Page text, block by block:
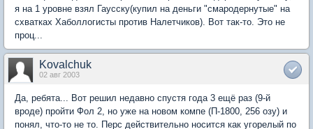
я на 1 уровне взял Гаусску(купил на деньги "смародернутые" на
схватках Хаболлогисты против Налетчиков). Вот так-то. Это не
проц...
Kovalchuk
02 авг 2003
Да, ребята... Вот решил недавно спустя года 3 ещё раз (9-й
вроде) пройти Фол 2, но уже на новом компе (П-1800, 256 озу) и
понял, что-то не то. Перс действительно носится как угорелый по